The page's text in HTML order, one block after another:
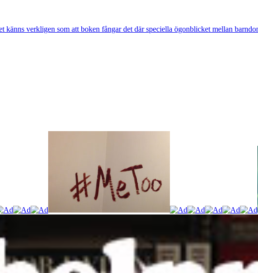
verkligen som att boken fångar det där speciella ögonblicket mellan